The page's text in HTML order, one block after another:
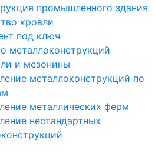
промышленного здания
кровли
под ключ
металлоконструкций
и мезонины
металлоконструкций по
металлических ферм
нестандартных